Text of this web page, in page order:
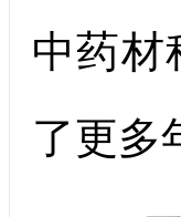
中药材
了更多